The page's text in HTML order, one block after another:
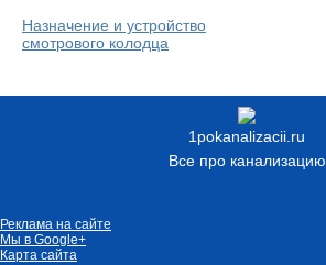
Назначение и устройство
смотрового колодца
1pokanalizacii.ru
Все про канализацию
Реклама на сайте
Мы в Google+
Карта сайта